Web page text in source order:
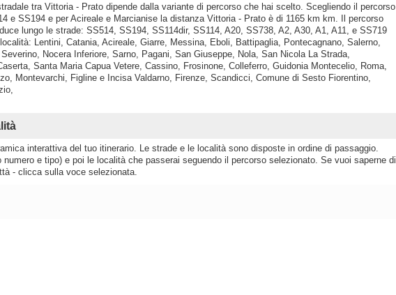
tra Vittoria - Prato dipende dalla variante di percorso che hai scelto. Scegliendo il percorso
e SS194 e per Acireale e Marcianise la distanza Vittoria - Prato è di 1165 km km. Il percorso
lungo le strade: SS514, SS194, SS114dir, SS114, A20, SS738, A2, A30, A1, A11, e SS719
Lentini, Catania, Acireale, Giarre, Messina, Eboli, Battipaglia, Pontecagnano, Salerno,
Nocera Inferiore, Sarno, Pagani, San Giuseppe, Nola, San Nicola La Strada,
Santa Maria Capua Vetere, Cassino, Frosinone, Colleferro, Guidonia Montecelio, Roma,
Montevarchi, Figline e Incisa Valdarno, Firenze, Scandicci, Comune di Sesto Fiorentino,
interattiva del tuo itinerario. Le strade e le località sono disposte in ordine di passaggio.
e tipo) e poi le località che passerai seguendo il percorso selezionato. Se vuoi saperne di
- clicca sulla voce selezionata.